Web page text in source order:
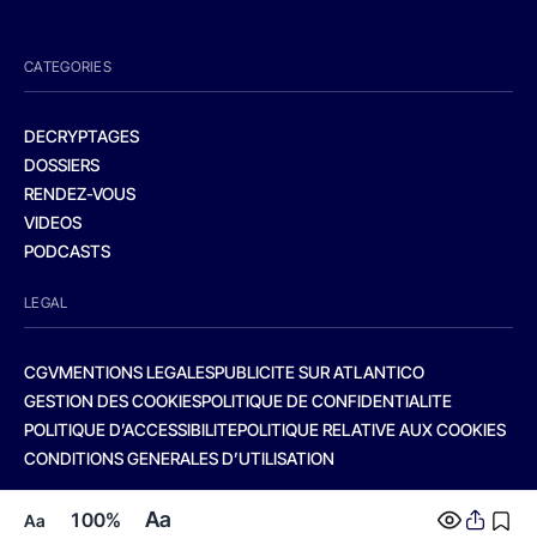
Aa 100% Aa
CATEGORIES
DECRYPTAGES
DOSSIERS
RENDEZ-VOUS
VIDEOS
PODCASTS
LEGAL
CGVMENTIONS LEGALESPUBLICITE SUR ATLANTICO
GESTION DES COOKIESPOLITIQUE DE CONFIDENTIALITE
POLITIQUE D’ACCESSIBILITEPOLITIQUE RELATIVE AUX COOKIES
CONDITIONS GENERALES D’UTILISATION